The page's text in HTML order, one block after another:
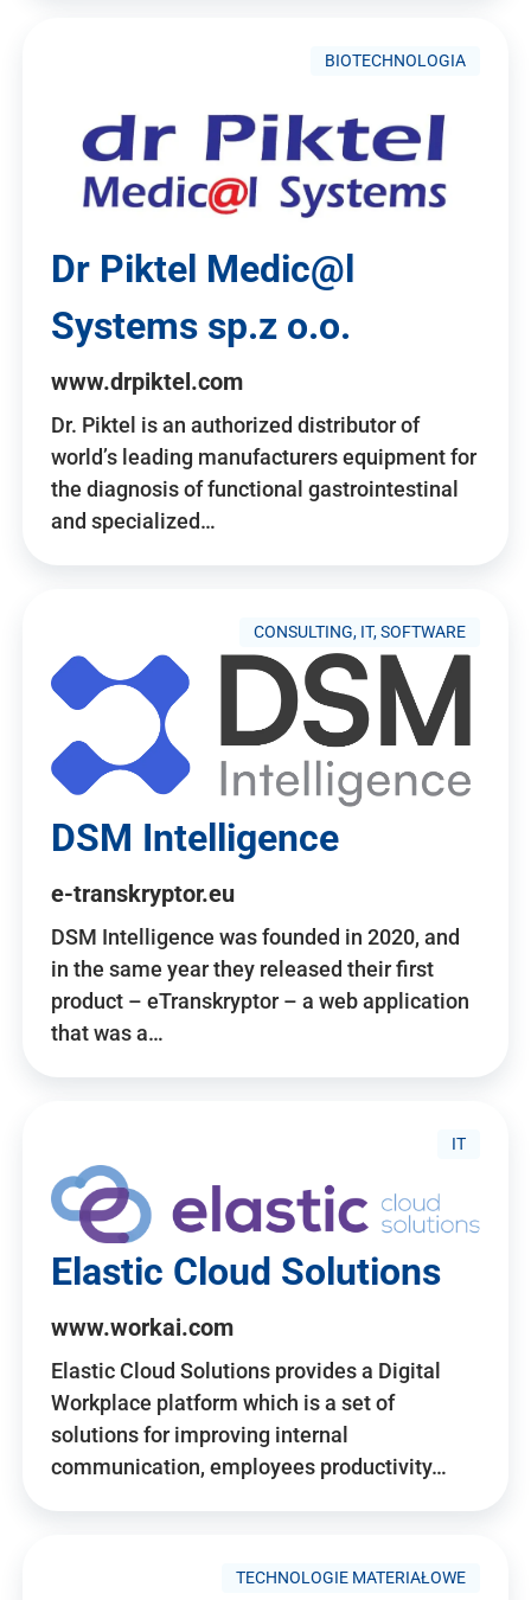
BIOTECHNOLOGIA
Dr Piktel Medic@l
Systems sp.z o.o.
www.drpiktel.com
Dr. Piktel is an authorized distributor of
world’s leading manufacturers equipment for
the diagnosis of functional gastrointestinal
and specialized…
CONSULTING, IT, SOFTWARE
DSM Intelligence
e-transkryptor.eu
DSM Intelligence was founded in 2020, and
in the same year they released their first
product – eTranskryptor – a web application
that was a…
IT
Elastic Cloud Solutions
www.workai.com
Elastic Cloud Solutions provides a Digital
Workplace platform which is a set of
solutions for improving internal
communication, employees productivity…
TECHNOLOGIE MATERIAŁOWE